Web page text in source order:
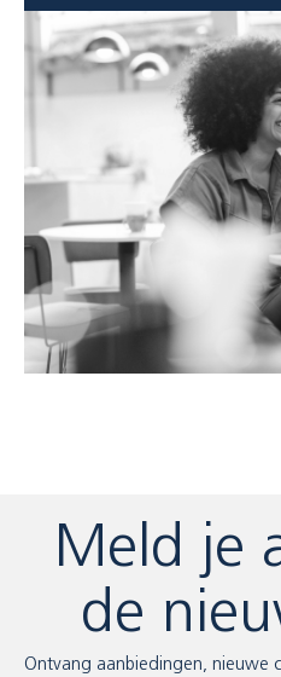
Meld je
de
Ontvang aanbiedingen, nieuwe